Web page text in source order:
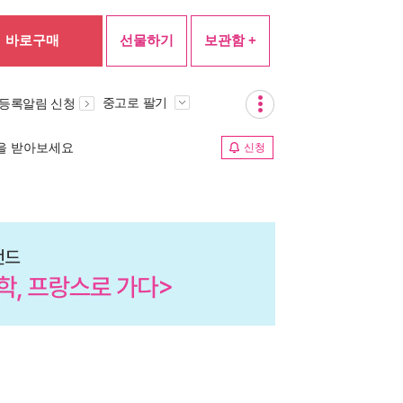
바로구매 선물하기 보관함 +
록알림 신청 중고로 팔기
받아보세요 신청